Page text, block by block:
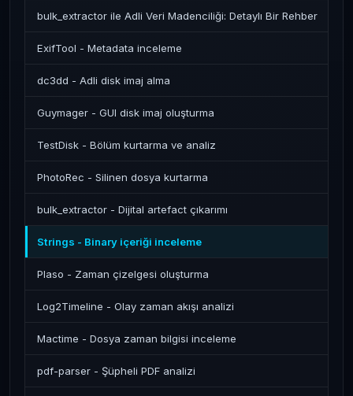
bulk_extractor ile Adli Veri Madenciliği: Detaylı Bir Rehber
ExifTool - Metadata inceleme
dc3dd - Adli disk imaj alma
Guymager - GUI disk imaj oluşturma
TestDisk - Bölüm kurtarma ve analiz
PhotoRec - Silinen dosya kurtarma
bulk_extractor - Dijital artefact çıkarımı
Strings - Binary içeriği inceleme
Plaso - Zaman çizelgesi oluşturma
Log2Timeline - Olay zaman akışı analizi
Mactime - Dosya zaman bilgisi inceleme
pdf-parser - Şüpheli PDF analizi